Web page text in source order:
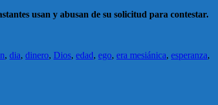
usan y abusan de su solicitud para contestar.
, dia, dinero, Dios, edad, ego, era mesiánica, esperanza,